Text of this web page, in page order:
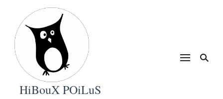
HiBouX POiLuS